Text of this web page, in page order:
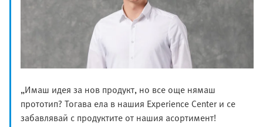
„Имаш идея за нов продукт, но все още нямаш
прототип? Тогава ела в нашия Experience Center и се
забавлявай с продуктите от нашия асортимент!